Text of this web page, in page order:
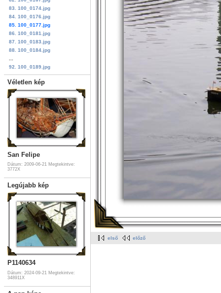
83. 100_0174.jpg
84. 100_0176.jpg
85. 100_0177.jpg
86. 100_0181.jpg
87. 100_0183.jpg
88. 100_0184.jpg
92. 100_0189.jpg
Véletlen kép
San Felipe
Dátum: 2009-06-21 Megtekintve:
3772X
Legújabb kép
P1140634
Dátum: 2024-09-21 Megtekintve:
348911X
első előző